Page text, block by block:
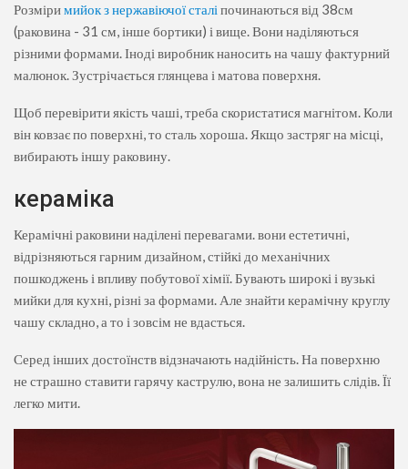
Розміримийок з нержавіючої сталі починаються від 38см
(раковина - 31 см, інше бортики) і вище. Вони наділяються
різними формами. Іноді виробник наносить на чашу фактурний
малюнок. Зустрічається глянцева і матова поверхня.
Щоб перевірити якість чаші, треба скористатися магнітом. Коли
він ковзає по поверхні, то сталь хороша. Якщо застряг на місці,
вибирають іншу раковину.
кераміка
Керамічні раковини наділені перевагами. вони естетичні,
відрізняються гарним дизайном, стійкі до механічних
пошкоджень і впливу побутової хімії. Бувають широкі і вузькі
мийки для кухні, різні за формами. Але знайти керамічну круглу
чашу складно, а то і зовсім не вдасться.
Серед інших достоїнств відзначають надійність. На поверхню
не страшно ставити гарячу каструлю, вона не залишить слідів. Її
легко мити.